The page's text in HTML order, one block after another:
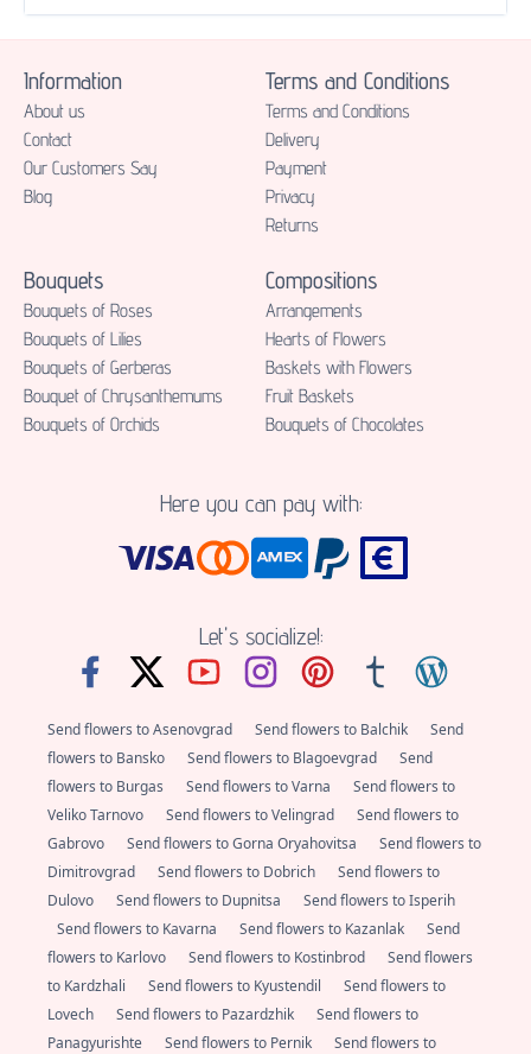
Information
About us
Contact
Our Customers Say
Blog
Terms and Conditions
Terms and Conditions
Delivery
Payment
Privacy
Returns
Bouquets
Bouquets of Roses
Bouquets of Lilies
Bouquets of Gerberas
Bouquet of Chrysanthemums
Bouquets of Orchids
Compositions
Аrrangements
Hearts of Flowers
Baskets with Flowers
Fruit Baskets
Bouquets of Chocolates
Here you can pay with:
Let's socialize!:
Send flowers to Asenovgrad Send flowers to Balchik
Send
flowers to Bansko
Send flowers to Blagoevgrad
Send
flowers to Burgas
Send flowers to Varna
Send flowers to
Veliko Tarnovo
Send flowers to Velingrad
Send flowers to
Gabrovo
Send flowers to Gorna Oryahovitsa
Send flowers to
Dimitrovgrad
Send flowers to Dobrich
Send flowers to
Dulovo
Send flowers to Dupnitsa
Send flowers to Isperih
Send flowers to Kavarna
Send flowers to Kazanlak
Send
flowers to Karlovo
Send flowers to Kostinbrod
Send flowers
to Kardzhali
Send flowers to Kyustendil
Send flowers to
Lovech
Send flowers to Pazardzhik
Send flowers to
Panagyurishte
Send flowers to Pernik
Send flowers to